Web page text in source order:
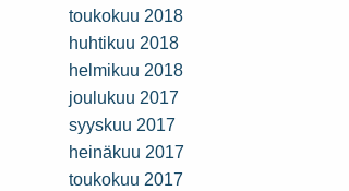
toukokuu 2018
huhtikuu 2018
helmikuu 2018
joulukuu 2017
syyskuu 2017
heinäkuu 2017
toukokuu 2017